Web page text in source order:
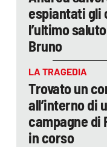
espiantati gli
l’ultimo
Bruno
LA TRAGEDIA
Trovato un
all’interno di
campagne di
in corso